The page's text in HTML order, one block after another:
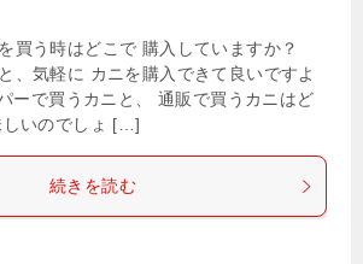
買う時はどこで 購入していますか？
、気軽に カニを購入できて良いですよ
ーで買うカニと、 通販で買うカニはど
しいのでしょ […]
続きを読む